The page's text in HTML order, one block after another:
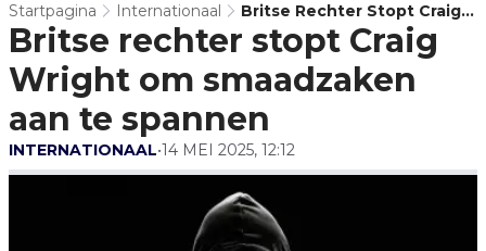
Startpagina Internationaal
Britse Rechter Stopt Craig
Wright Om Smaadzaken
Aan Te Spannen
Britse rechter stopt Craig
Wright om smaadzaken
aan te spannen
INTERNATIONAAL•14 MEI 2025, 12:12